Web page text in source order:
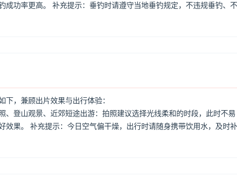
功率更高。 补充提示：垂钓时请遵守当地垂钓规定，不违规垂钓、不
，兼顾出片效果与出行体验：
登山观景、近郊短途出游：拍照建议选择光线柔和的时段，此时不易
效果。 补充提示：今日空气偏干燥，出行时请随身携带饮用水，及时补